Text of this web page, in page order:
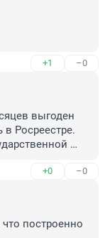
+1 –0
выгоден
в Росреестре.
юридическую
"АРЕНДА".
+0 –0
построенно